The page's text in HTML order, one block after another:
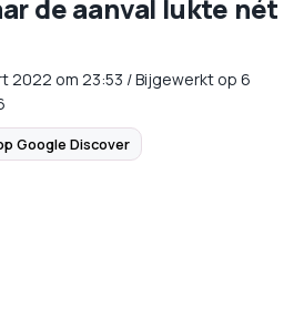
de aanval lukte nét
2022 om 23:53 /Bijgewerkt op 6
Google Discover